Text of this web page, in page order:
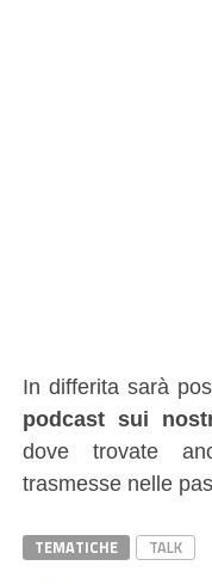
In differita sarà
podcast sui
dove trovate
trasmesse nelle
TEMATICHE TALK